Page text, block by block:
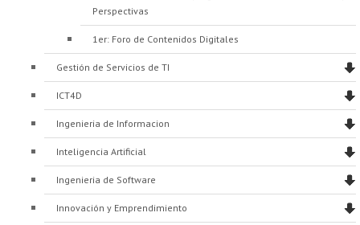
Perspectivas
1er: Foro de Contenidos Digitales
Gestión de Servicios de TI
ICT4D
Ingenieria de Informacion
Inteligencia Artificial
Ingenieria de Software
Innovación y Emprendimiento